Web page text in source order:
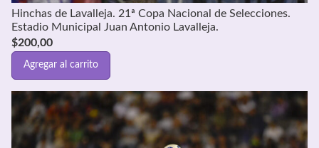
Hinchas de Lavalleja. 21ª Copa Nacional de Selecciones.
Estadio Municipal Juan Antonio Lavalleja.
$200,00
Agregar al carrito